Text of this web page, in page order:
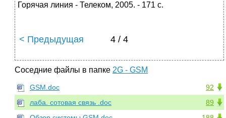
Горячая линия - Телеком, 2005. - 171 с.
< Предыдущая 4 / 4
Соседние файлы в папке 2G - GSM
92
GSM.doc
89
лаба. сотовая связь .doc